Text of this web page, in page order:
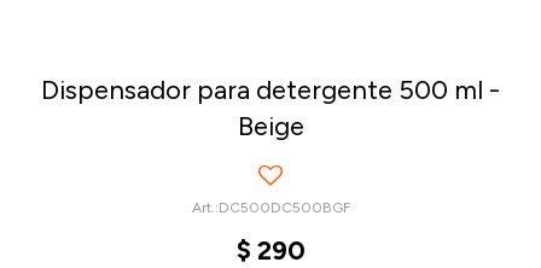
Dispensador para detergente 500 ml -
Beige
DC500DC500BGF
$ 290